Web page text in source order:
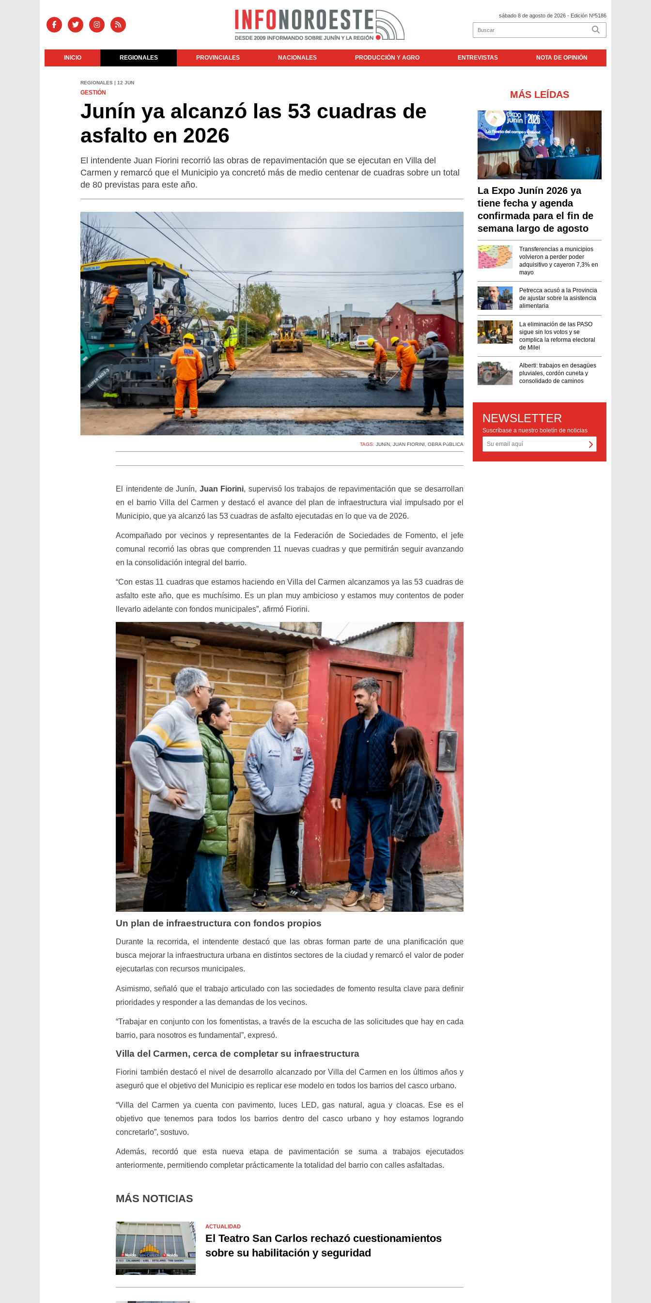
sábado 8 de agosto de 2026 - Edición Nº5186
INICIO REGIONALES PROVINCIALES NACIONALES PRODUCCIÓN Y AGRO ENTREVISTAS NOTA DE OPINIÓN
REGIONALES | 12 JUN
GESTIÓN
Junín ya alcanzó las 53 cuadras de
asfalto en 2026
El intendente Juan Fiorini recorrió las obras de repavimentación que se ejecutan en Villa del
Carmen y remarcó que el Municipio ya concretó más de medio centenar de cuadras sobre un total
de 80 previstas para este año.
TAGS:JUNíN ,JUAN FIORINI ,OBRA PúBLICA
El intendente de Junín, Juan Fiorini, supervisó los trabajos de repavimentación que se desarrollan
en el barrio Villa del Carmen y destacó el avance del plan de infraestructura vial impulsado por el
Municipio, que ya alcanzó las 53 cuadras de asfalto ejecutadas en lo que va de 2026.
Acompañado por vecinos y representantes de la Federación de Sociedades de Fomento, el jefe
comunal recorrió las obras que comprenden 11 nuevas cuadras y que permitirán seguir avanzando
en la consolidación integral del barrio.
“Con estas 11 cuadras que estamos haciendo en Villa del Carmen alcanzamos ya las 53 cuadras de
asfalto este año, que es muchísimo. Es un plan muy ambicioso y estamos muy contentos de poder
llevarlo adelante con fondos municipales”, afirmó Fiorini.
Un plan de infraestructura con fondos propios
Durante la recorrida, el intendente destacó que las obras forman parte de una planificación que
busca mejorar la infraestructura urbana en distintos sectores de la ciudad y remarcó el valor de poder
ejecutarlas con recursos municipales.
Asimismo, señaló que el trabajo articulado con las sociedades de fomento resulta clave para definir
prioridades y responder a las demandas de los vecinos.
“Trabajar en conjunto con los fomentistas, a través de la escucha de las solicitudes que hay en cada
barrio, para nosotros es fundamental”, expresó.
Villa del Carmen, cerca de completar su infraestructura
Fiorini también destacó el nivel de desarrollo alcanzado por Villa del Carmen en los últimos años y
aseguró que el objetivo del Municipio es replicar ese modelo en todos los barrios del casco urbano.
“Villa del Carmen ya cuenta con pavimento, luces LED, gas natural, agua y cloacas. Ese es el
objetivo que tenemos para todos los barrios dentro del casco urbano y hoy estamos logrando
concretarlo”, sostuvo.
Además, recordó que esta nueva etapa de pavimentación se suma a trabajos ejecutados
anteriormente, permitiendo completar prácticamente la totalidad del barrio con calles asfaltadas.
MÁS NOTICIAS
ACTUALIDAD
El Teatro San Carlos rechazó cuestionamientos
sobre su habilitación y seguridad
MÁS LEÍDAS
La Expo Junín 2026 ya
tiene fecha y agenda
confirmada para el fin de
semana largo de agosto
Transferencias a municipios
volvieron a perder poder
adquisitivo y cayeron 7,3% en
mayo
Petrecca acusó a la Provincia
de ajustar sobre la asistencia
alimentaria
La eliminación de las PASO
sigue sin los votos y se
complica la reforma electoral
de Milei
Alberti: trabajos en desagües
pluviales, cordón cuneta y
consolidado de caminos
NEWSLETTER
Suscríbase a nuestro boletín de noticias